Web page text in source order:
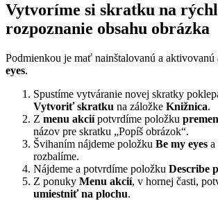
Vytvoríme si skratku na
rozpoznanie obsahu obrázka
Podmienkou je mať nainštalovanú a aktivovanú
eyes.
Spustíme vytváranie novej skratky
Vytvoriť skratku na záložke Knižnica.
Z menu akciípotvrdíme položku
názov pre skratku „Popíš obrázok“.
Švihaním nájdeme položku Be my eyes a
rozbalíme.
Nájdeme a potvrdíme položku Describe
Z ponuky Menu akcií, v hornej časti,
umiestniť na plochu.